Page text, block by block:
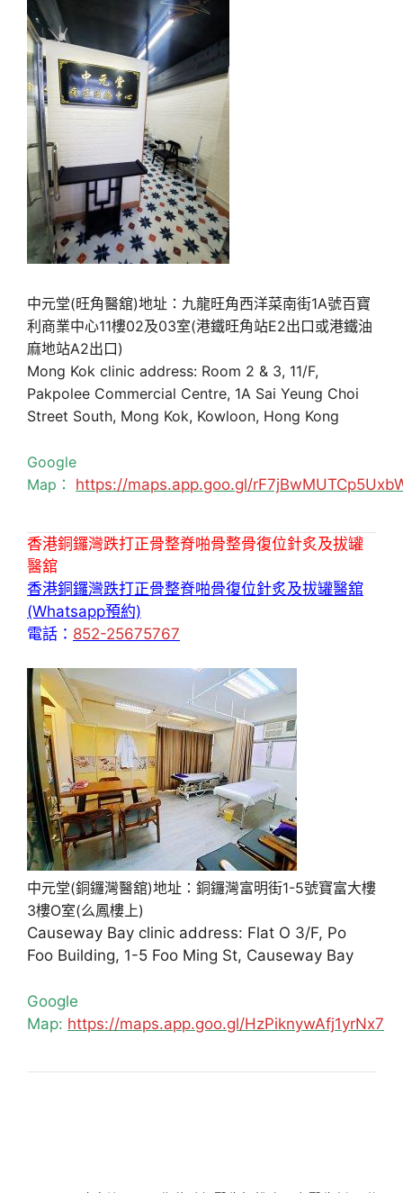
中元堂(旺角醫舘)地址：九龍旺角西洋菜南街1A號百寶
利商業中心11樓02及03室(港鐵旺角站E2出口或港鐵油
麻地站A2出口)
Mong Kok clinic address: Room 2 & 3, 11/F,
Pakpolee Commercial Centre, 1A Sai Yeung Choi
Street South, Mong Kok, Kowloon, Hong Kong
Google
Map： https://maps.app.goo.gl/
香港銅鑼灣跌打正骨整脊啪骨整骨復位針炙及拔罐
醫舘
香港銅鑼灣跌打正骨整脊啪骨復位針炙及拔罐醫舘
(Whatsapp預約)
電話： 852-25675767
中元堂(銅鑼灣醫舘)地址：銅鑼灣富明街1-5號寶富大樓
3樓O室(么鳳樓上)
Causeway Bay clinic address: Flat O 3/F, Po
Foo Building, 1-5 Foo Ming St, Causeway Bay
Google
Map: https://maps.app.goo.gl/HzPiknywAfj1yrNx7